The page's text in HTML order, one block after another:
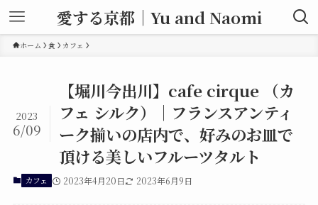
愛する京都｜Yu and Naomi
ホーム 食 カフェ
【堀川今出川】cafe cirque （カ
フェ シルク）｜フランスアンティ
ーク揃いの店内で、好みのお皿で
頂ける美しいフルーツタルト
2023
6/09
カフェ 2023年4月20日 2023年6月9日